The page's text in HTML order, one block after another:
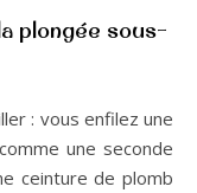
plongée sous-
: vous enfilez une
une seconde
ceinture de plomb